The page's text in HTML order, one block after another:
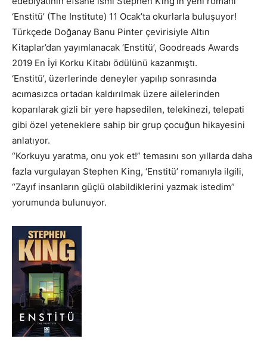
‘Enstitü’ (The Institute) 11 Ocak’ta okurlarla buluşuyor!
Türkçede Doğanay Banu Pinter çevirisiyle Altın
Kitaplar’dan yayımlanacak ‘Enstitü’, Goodreads Awards
2019 En İyi Korku Kitabı ödülünü kazanmıştı.
‘Enstitü’, üzerlerinde deneyler yapılıp sonrasında
acımasızca ortadan kaldırılmak üzere ailelerinden
koparılarak gizli bir yere hapsedilen, telekinezi, telepati
gibi özel yeteneklere sahip bir grup çocuğun hikayesini
anlatıyor.
“Korkuyu yaratma, onu yok et!” temasını son yıllarda daha
fazla vurgulayan Stephen King, ‘Enstitü’ romanıyla ilgili,
“Zayıf insanların güçlü olabildiklerini yazmak istedim”
yorumunda bulunuyor.